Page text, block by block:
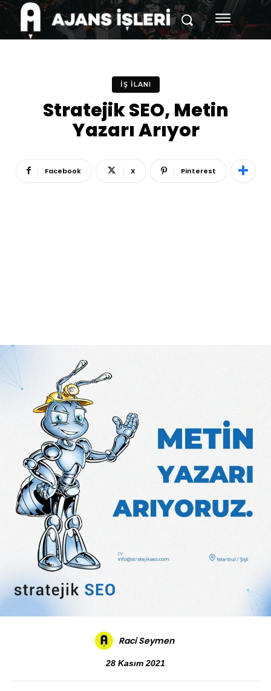
İŞ İLANI
Stratejik SEO, Metin
Yazarı Arıyor
Facebook X Pinterest
Raci Seymen
28 Kasım 2021